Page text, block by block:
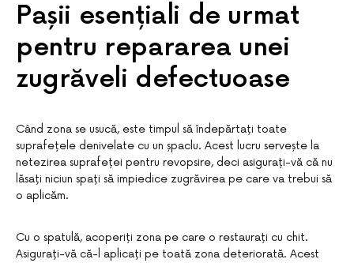
Pașii esențiali de urmat
pentru repararea unei
zugrăveli defectuoase
Când zona se usucă, este timpul să îndepărtați toate
suprafețele denivelate cu un șpaclu. Acest lucru servește la
netezirea suprafeței pentru revopsire, deci asigurați-vă că nu
lăsați niciun spați să impiedice zugrăvirea pe care va trebui să
o aplicăm.
Cu o spatulă, acoperiți zona pe care o restaurați cu chit.
Asigurați-vă că-l aplicați pe toată zona deteriorată. Acest